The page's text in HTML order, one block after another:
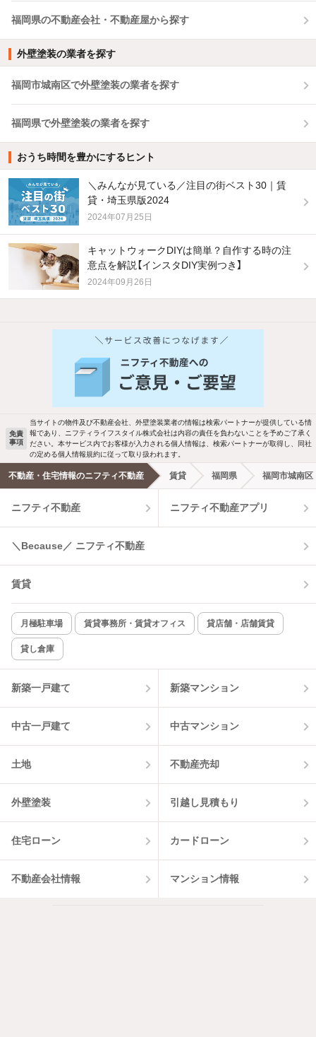
福岡県の不動産会社・不動産屋から探す
外壁塗装の業者を探す
福岡市城南区で外壁塗装の業者を探す
福岡県で外壁塗装の業者を探す
おうち時間を豊かにするヒント
＼みんなが見ている／注目の街ベスト30｜賃
貸・埼玉県版2024
2024年07月25日
キャットウォークDIYは簡単？自作する時の注
意点を解説【インスタDIY実例つき】
2024年09月26日
免責
事項
当サイトの物件及び不動産会社、外壁塗装業者の情報は検索パートナーが提供している情
報であり、ニフティライフスタイル株式会社は内容の責任を負わないことを予めご了承く
ださい。本サービス内でお客様が入力される個人情報は、検索パートナーが取得し、同社
の定める個人情報規約に従って取り扱われます。
不動産・住宅情報のニフティ不動産 賃貸 福岡県 福岡市城南区
ニフティ不動産 ニフティ不動産アプリ
＼Because／ ニフティ不動産
賃貸
月極駐車場 賃貸事務所・賃貸オフィス 貸店舗・店舗賃貸
貸し倉庫
新築一戸建て 新築マンション
中古一戸建て 中古マンション
土地 不動産売却
外壁塗装 引越し見積もり
住宅ローン カードローン
不動産会社情報 マンション情報